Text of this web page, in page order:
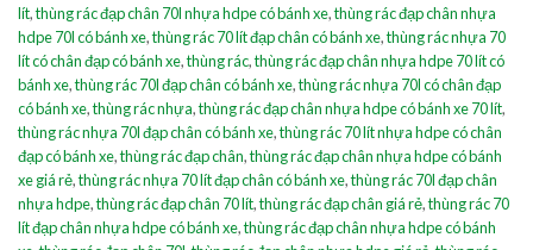
lít,thùng rác đạp chân 70l nhựa hdpe có bánh xe,thùng rác đạp chân nhựa
hdpe 70l có bánh xe,thùng rác 70 lít đạp chân có bánh xe,thùng rác nhựa 70
lít có chân đạp có bánh xe,thùng rác,thùng rác đạp chân nhựa hdpe 70 lít có
bánh xe,thùng rác 70l đạp chân có bánh xe,thùng rác nhựa 70l có chân đạp
có bánh xe,thùng rác nhựa,thùng rác đạp chân nhựa hdpe có bánh xe 70 lít,
thùng rác nhựa 70l đạp chân có bánh xe,thùng rác 70 lít nhựa hdpe có chân
đạp có bánh xe,thùng rác đạp chân,thùng rác đạp chân nhựa hdpe có bánh
xe giá rẻ,thùng rác nhựa 70 lít đạp chân có bánh xe,thùng rác 70l đạp chân
nhựa hdpe,thùng rác đạp chân 70 lít,thùng rác đạp chân giá rẻ,thùng rác 70
lít đạp chân nhựa hdpe có bánh xe,thùng rác đạp chân nhựa hdpe có bánh